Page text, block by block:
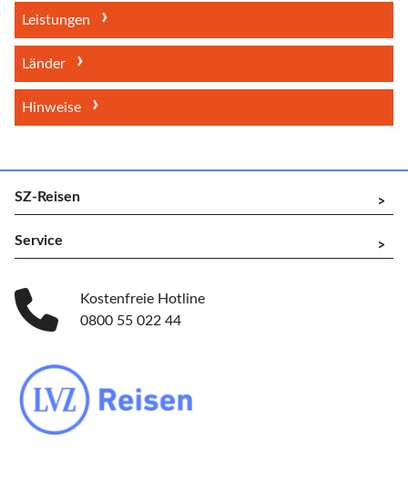
Leistungen
Länder
Hinweise
SZ-Reisen ^
Service ^
Kostenfreie Hotline
0800 55 022 44